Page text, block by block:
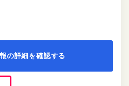
の詳細を確認する